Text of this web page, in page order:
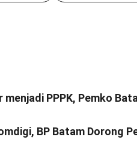
PPPK, Pemko
BP Batam Dorong